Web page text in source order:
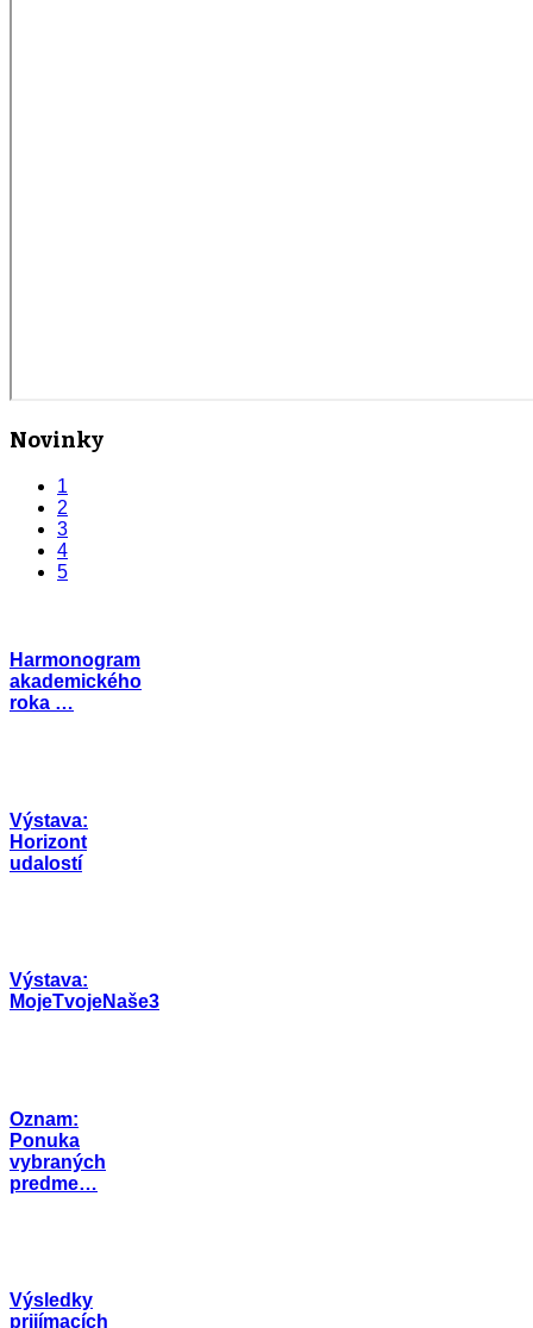
Novinky
1
2
3
4
5
Harmonogram
akademického
roka …
Výstava:
Horizont
udalostí
Výstava:
MojeTvojeNaše3
Oznam:
Ponuka
vybraných
predme…
Výsledky
prijímacích